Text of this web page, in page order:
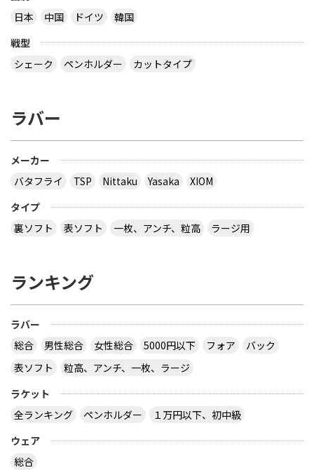
日本
中国 ドイツ
韓国
戦型
シェーク
ペンホルダー カットタイプ
ラバー
メーカー
バタフライ
TSP Nittaku Yasaka
XIOM
タイプ
裏ソフト
表ソフト 一枚、アンチ、粒高 ラージ用
ランキング
ラバー
総合
男性総合 女性総合 5000円以下 フォア
バック
表ソフト
粒高、アンチ、一枚、ラージ
ラケット
全ランキング
ペンホルダー
１万円以下、初中級
ウェア
総合